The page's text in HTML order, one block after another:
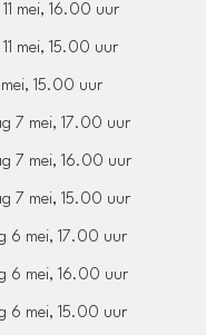
mei, 16.00 uur
mei, 15.00 uur
15.00 uur
7 mei, 17.00 uur
7 mei, 16.00 uur
7 mei, 15.00 uur
6 mei, 17.00 uur
6 mei, 16.00 uur
6 mei, 15.00 uur